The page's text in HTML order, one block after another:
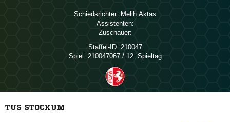
Schiedsrichter:  
Assistenten:
Zuschauer:
Staffel-ID: 210047
Spiel: 210047067 / 12. Spieltag
TUS STOCKUM